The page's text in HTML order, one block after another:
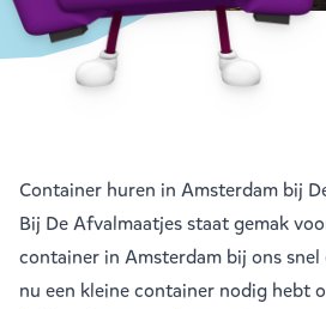
Container huren in Amsterdam bij
Bij De Afvalmaatjes staat gemak
container in Amsterdam bij ons
nu een kleine container nodig hebt